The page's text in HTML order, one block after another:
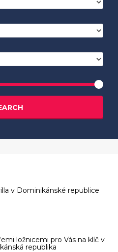
v Dominikánské republice
ložnicemi pro Vás na klíč v
republika